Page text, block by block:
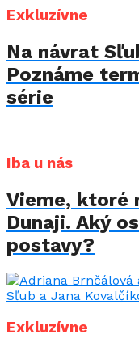
Exkluzívne
Na návrat
Poznáme
série
Iba u nás
Vieme, ktoré
Dunaji. Aký
postavy?
Exkluzívne